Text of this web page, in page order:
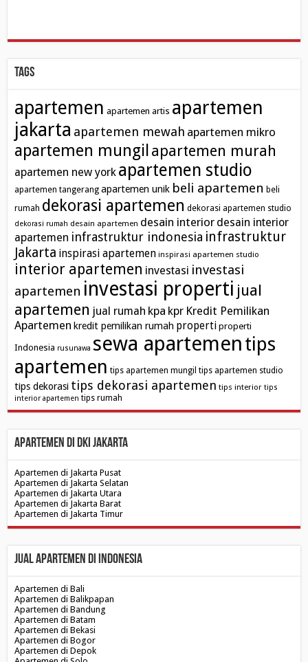
Tags
apartemen apartemen artis apartemen
jakarta apartemen mewah apartemen mikro
apartemen mungil apartemen murah
apartemen new york apartemen studio
apartemen tangerang apartemen unik beli apartemen beli
rumah dekorasi apartemen dekorasi apartemen studio
dekorasi rumah desain apartemen desain interior desain interior
apartemen infrastruktur indonesia infrastruktur
Jakarta inspirasi apartemen inspirasi apartemen studio
interior apartemen investasi investasi
apartemen investasi properti jual
apartemen jual rumah kpa kpr Kredit Pemilikan
Apartemen kredit pemilikan rumah properti properti
Indonesia rusunawa sewa apartementips
apartemen tips apartemen mungil tips apartemen studio
tips dekorasi tips dekorasi apartemen tips interior tips
interior apartemen tips rumah
Apartemen di DKI Jakarta
Apartemen di Jakarta Pusat
Apartemen di Jakarta Selatan
Apartemen di Jakarta Utara
Apartemen di Jakarta Barat
Apartemen di Jakarta Timur
Jual Apartemen di Indonesia
Apartemen di Bali
Apartemen di Balikpapan
Apartemen di Bandung
Apartemen di Batam
Apartemen di Bekasi
Apartemen di Bogor
Apartemen di Depok